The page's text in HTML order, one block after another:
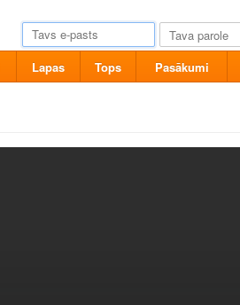
Lapas Tops Pasākumi